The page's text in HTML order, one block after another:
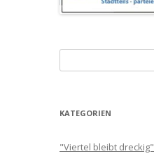
nach:
KATEGORIEN
"Viertel bleibt dreckig"